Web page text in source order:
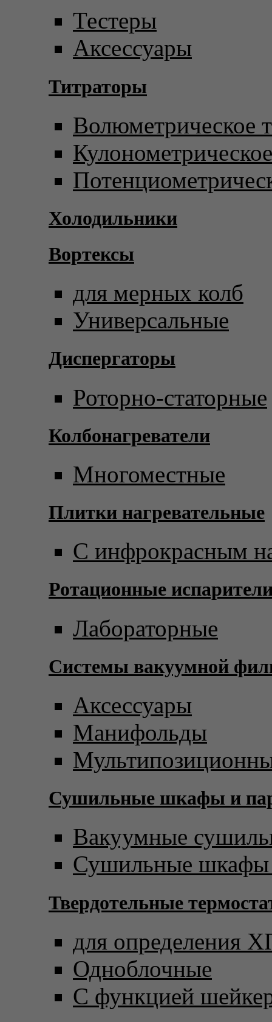
Тестеры
Аксессуары
Титраторы
Волюметрическое
Холодильники
Вортексы
для мерных колб
Универсальные
Диспергаторы
Роторно-статорные
Колбонагреватели
Многоместные
Плитки нагревательные
С инфрокрасным
Ротационные
Лабораторные
Системы вакуумной
Аксессуары
Манифольды
Сушильные шкафы и
Вакуумные
Сушильные шкафы
Твердотельные
для определения
Одноблочные
С функцией